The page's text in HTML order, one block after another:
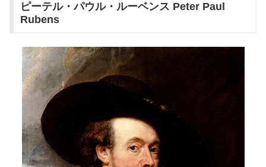
ピーテル・パウル・ルーベンス Peter Paul
Rubens